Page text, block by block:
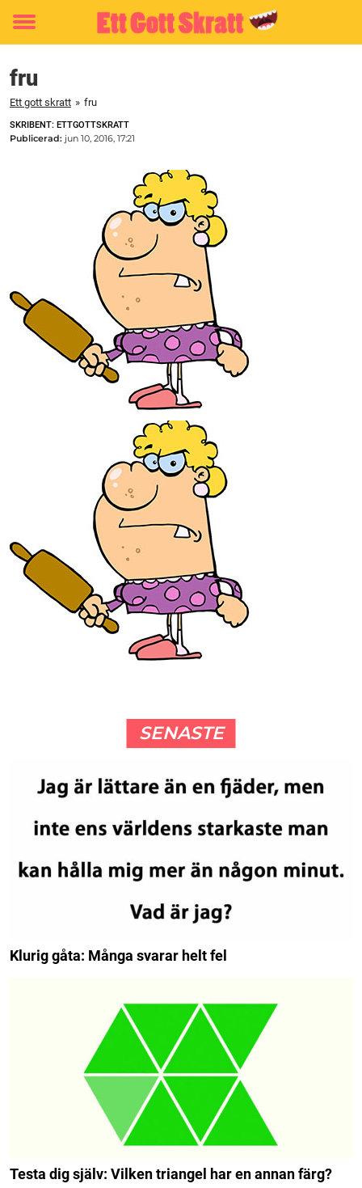
Toggle
fru
Ett gott skratt » fru
SKRIBENT: ETTGOTTSKRATT
Publicerad: jun 10, 2016, 17:21
SENASTE
Klurig gåta: Många svarar helt fel
Testa dig själv: Vilken triangel har en annan färg?